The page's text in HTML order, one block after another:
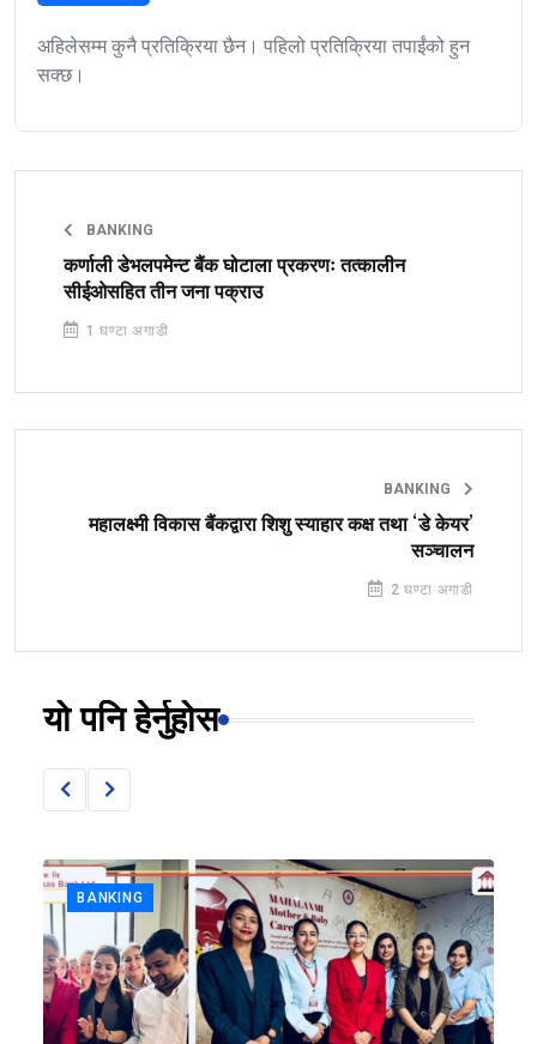
अहिलेसम्म कुनै प्रतिक्रिया छैन। पहिलो प्रतिक्रिया तपाईंको हुन
सक्छ।
BANKING
कर्णाली डेभलपमेन्ट बैंक घोटाला प्रकरणः तत्कालीन
सीईओसहित तीन जना पक्राउ
1 घण्टा अगाडी
BANKING
महालक्ष्मी विकास बैंकद्वारा शिशु स्याहार कक्ष तथा ‘डे केयर’
सञ्चालन
2 घण्टा अगाडी
यो पनि हेर्नुहोस
BANKING